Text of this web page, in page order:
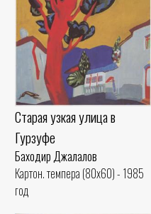
Старая узкая улица в
Гурзуфе
Баходир Джалалов
Картон. темпера (80x60) - 1985
год